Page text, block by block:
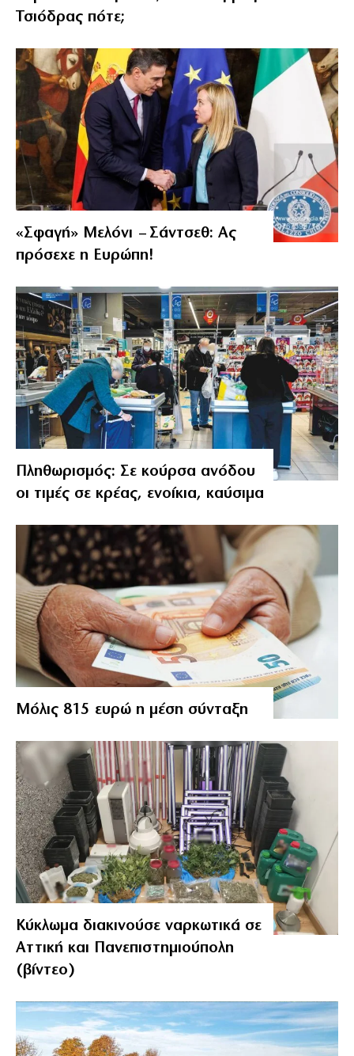
Τσιόδρας πότε;
«Σφαγή» Μελόνι – Σάντσεθ: Ας
πρόσεχε η Ευρώπη!
Πληθωρισμός: Σε κούρσα ανόδου
οι τιμές σε κρέας, ενοίκια, καύσιμα
Μόλις 815 ευρώ η μέση σύνταξη
Κύκλωμα διακινούσε ναρκωτικά σε
Αττική και Πανεπιστημιούπολη
(βίντεο)